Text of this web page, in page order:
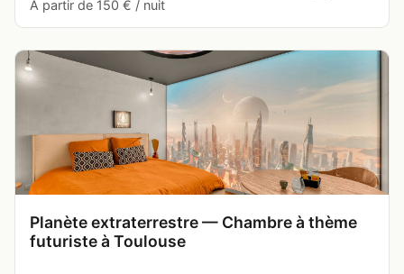
À partir de 150 € / nuit
Planète extraterrestre — Chambre à thème
futuriste à Toulouse